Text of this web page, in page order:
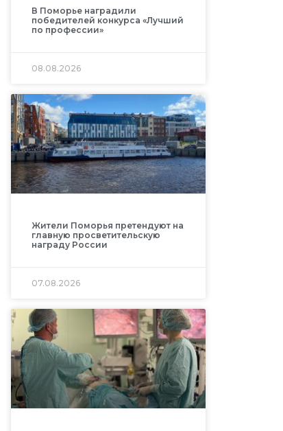
В Поморье наградили
победителей конкурса «Лучший
по профессии»
08.08.2026
Жители Поморья претендуют на
главную просветительскую
награду России
07.08.2026